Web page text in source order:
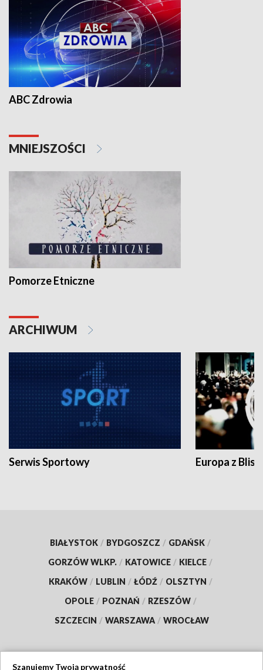
ABC Zdrowia
MNIEJSZOŚCI
Pomorze Etniczne
ARCHIWUM
Serwis Sportowy Europa z
BIAŁYSTOK / BYDGOSZCZ / GDAŃSK /
GORZÓW WLKP. / KATOWICE / KIELCE /
KRAKÓW / LUBLIN / ŁÓDŹ / OLSZTYN /
OPOLE / POZNAŃ / RZESZÓW /
SZCZECIN / WARSZAWA / WROCŁAW
Szanujemy Twoją prywatność